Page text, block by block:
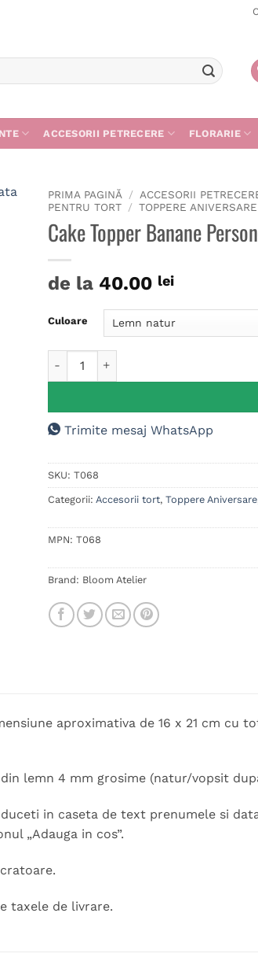
ACCESORII PETRECERE FLORARIE
PRIMA PAGINĂ / ACCESORII
PENTRU TORT / TOPPERE ANIVERSARE
Cake Topper Banane
de la 40.00 lei
Culoare
Trimite mesaj WhatsApp
SKU: T068
Categorii: Accesorii tort, Toppere Aniversare
MPN: T068
Brand: Bloom Atelier
aproximativa de 16 x 21 cm cu
lemn 4 mm grosime (natur/vopsit
in caseta de text prenumele si
„Adauga in cos”.
taxele de livrare.